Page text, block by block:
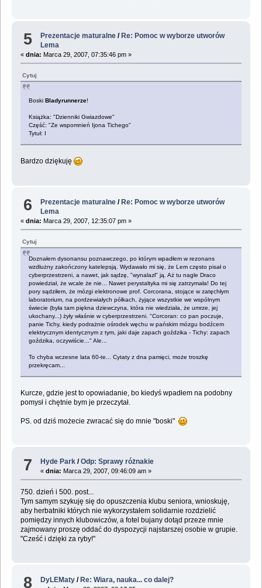
5 Prezentacje maturalne / Re: Pomoc w wyborze utworów
Lema
« dnia: Marca 29, 2007, 07:35:46 pm »
Cytuj
Boski Bladyrunnerze!
Książka: "Dzienniki Gwiazdowe"
Część: "Ze wspomnień Ijona Tichego"
Tytuł: I
Bardzo dziękuję
6 Prezentacje maturalne /Re: Pomoc w wyborze utworów
Lema
« dnia: Marca 29, 2007, 12:35:07 pm »
Cytuj
Doznałem dysonansu poznawczego, po którym wpadłem w rezonans
wzdłużny zakończony katelepsją. Wydawało mi się, że Lem często pisał o
cyberprzestrzeni, a nawet, jak sądzę, "wynalazł" ją. Aż tu nagle Draco
powiedział, że wcale że nie... Nawet perystaltyka mi się zatrzymała! Do tej
pory sądziłem, że mózgi elektronowe prof. Corcorana, stojące w zatęchłym
laboratorium, na pordzewiałych półkach, żyjące wszystkie we wspólnym
świecie (była tam piękna dziewczyna, która nie wiedziała, że umrze, jej
ukochany...) żyły właśnie w cyberprzestrzeni. "Corcoran: co pan poczuje,
panie Tichy, kiedy podrażnie ośrodek węchu w pańskim mózgu bodźcem
elektrycznym identycznym z tym, jaki daje zapach goździka - Tichy: zapach
goździka, oczywiście..." Ale...
To chyba wczesne lata 60-te... Cytaty z dna pamięci, może troszkę
przekręcam...
Kurcze, gdzie jest to opowiadanie, bo kiedyś wpadłem na podobny
pomysł i chętnie bym je przeczytał.
PS. od dziś możecie zwracać się do mnie "boski"
7 Hyde Park /Odp: Sprawy różnakie
«dnia: Marca 29, 2007, 09:46:09 am »
750. dzień i 500. post...
Tym samym szykuję się do opuszczenia klubu seniora, wnioskuję,
aby herbatniki których nie wykorzystałem solidarnie rozdzielić
pomiędzy innych klubowiczów, a fotel bujany dotąd przeze mnie
zajmowany proszę oddać do dyspozycji najstarszej osobie w grupie.
"Cześć i dzięki za ryby!"
8 DyLEMaty /Re: Wiara, nauka... co dalej?